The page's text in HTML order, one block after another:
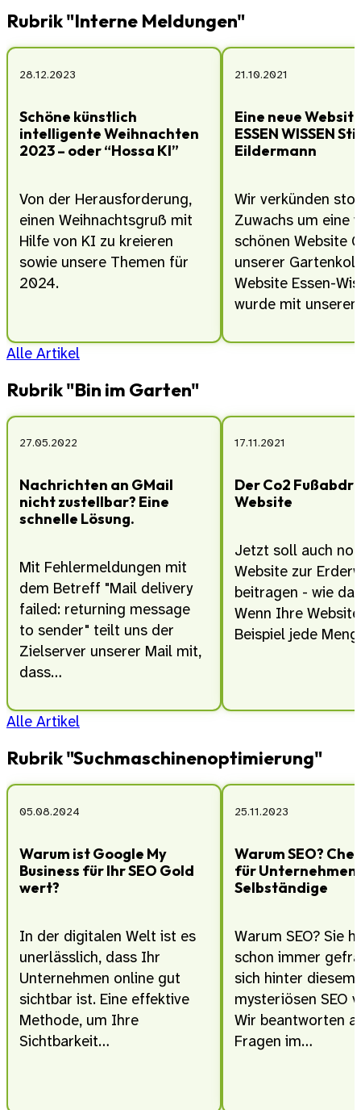
Rubrik "Interne Meldungen"
28.12.2023
Schöne künstlich
intelligente Weihnachten
2023 – oder “Hossa KI”
Von der Herausforderung,
einen Weihnachtsgruß mit
Hilfe von KI zu kreieren
sowie unsere Themen für
2024.
21.10.2021
Eine neue
ESSEN WISSEN
Eildermann
Wir verkünden
Zuwachs um eine
schönen Website
unserer
Website Essen-
wurde mit
Alle Artikel
Rubrik "Bin im Garten"
27.05.2022
Nachrichten an GMail
nicht zustellbar? Eine
schnelle Lösung.
Mit Fehlermeldungen mit
dem Betreff "Mail delivery
failed: returning message
to sender" teilt uns der
Zielserver unserer Mail mit,
dass…
17.11.2021
Der Co2
Website
Jetzt soll auch
Website zur
beitragen - wie
Wenn Ihre
Beispiel jede
Alle Artikel
Rubrik "Suchmaschinenoptimierung"
05.08.2024
Warum ist Google My
Business für Ihr SEO Gold
wert?
In der digitalen Welt ist es
unerlässlich, dass Ihr
Unternehmen online gut
sichtbar ist. Eine effektive
Methode, um Ihre
Sichtbarkeit…
25.11.2023
Warum SEO?
für Unternehmen
Selbständige
Warum SEO? Sie
schon immer
sich hinter diesem
mysteriösen SEO
Wir beantworten
Fragen im…